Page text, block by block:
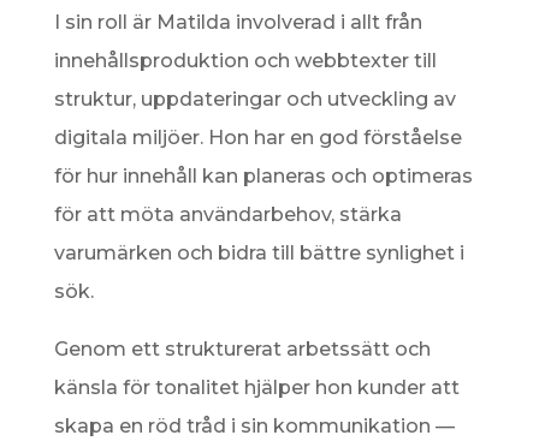
I sin roll är Matilda involverad i allt från
innehållsproduktion och webbtexter till
struktur, uppdateringar och utveckling av
digitala miljöer. Hon har en god förståelse
för hur innehåll kan planeras och optimeras
för att möta användarbehov, stärka
varumärken och bidra till bättre synlighet i
sök.
Genom ett strukturerat arbetssätt och
känsla för tonalitet hjälper hon kunder att
skapa en röd tråd i sin kommunikation —